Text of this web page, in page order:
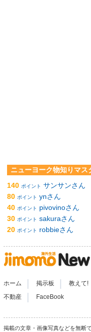
ニューヨーク物知りマス
140 ポイント サンサンさん
80 ポイント ynさん
40 ポイント
pivovinoさん
30 ポイント sakuraさん
20 ポイント robbieさん
ホーム 掲示板 教えて!
不動産 FaceBook
掲載の文章・画像写真などを無断